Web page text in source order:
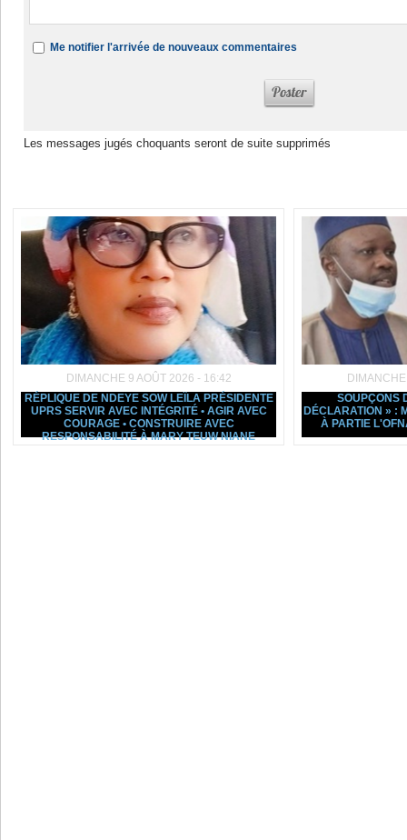
Me notifier l'arrivée de nouveaux commentaires
Les messages jugés choquants seront de suite supprimés
DIMANCHE 9 AOÛT 2026 - 16:42
RÉPLIQUE DE NDEYE SOW LEÏLA PRÉSIDENTE
UPRS SERVIR AVEC INTÉGRITÉ • AGIR AVEC
COURAGE • CONSTRUIRE AVEC
RESPONSABILITÉ À MARY TEUW NIANE
SOUPÇONS
DÉCLARATION » :
À PARTIE